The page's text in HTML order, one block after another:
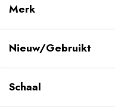
Merk
Nieuw/Gebruikt
Schaal